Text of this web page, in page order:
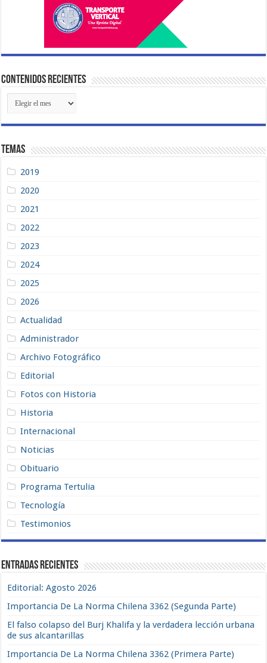
Contenidos Recientes
Contenidos
Recientes
Temas
2019
2020
2021
2022
2023
2024
2025
2026
Actualidad
Administrador
Archivo Fotográfico
Editorial
Fotos con Historia
Historia
Internacional
Noticias
Obituario
Programa Tertulia
Tecnología
Testimonios
Entradas recientes
Editorial: Agosto 2026
Importancia De La Norma Chilena 3362 (Segunda Parte)
El falso colapso del Burj Khalifa y la verdadera lección urbana
de sus alcantarillas
Importancia De La Norma Chilena 3362 (Primera Parte)